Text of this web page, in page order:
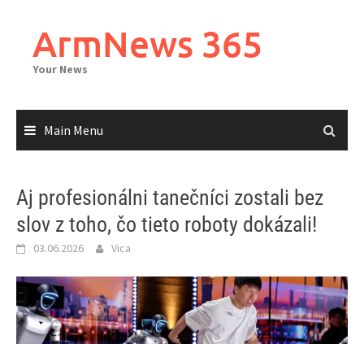
contentArmNews 365
Your News
Main Menu
Aj profesionálni tanečníci zostali bez
slov z toho, čo tieto roboty dokázali!
03.06.2026 Vica